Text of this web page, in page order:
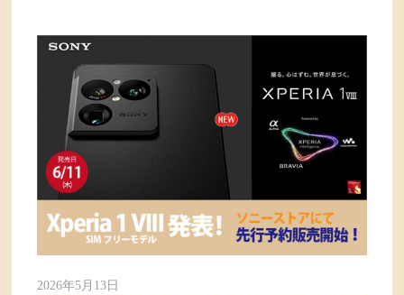
2026年5月13日